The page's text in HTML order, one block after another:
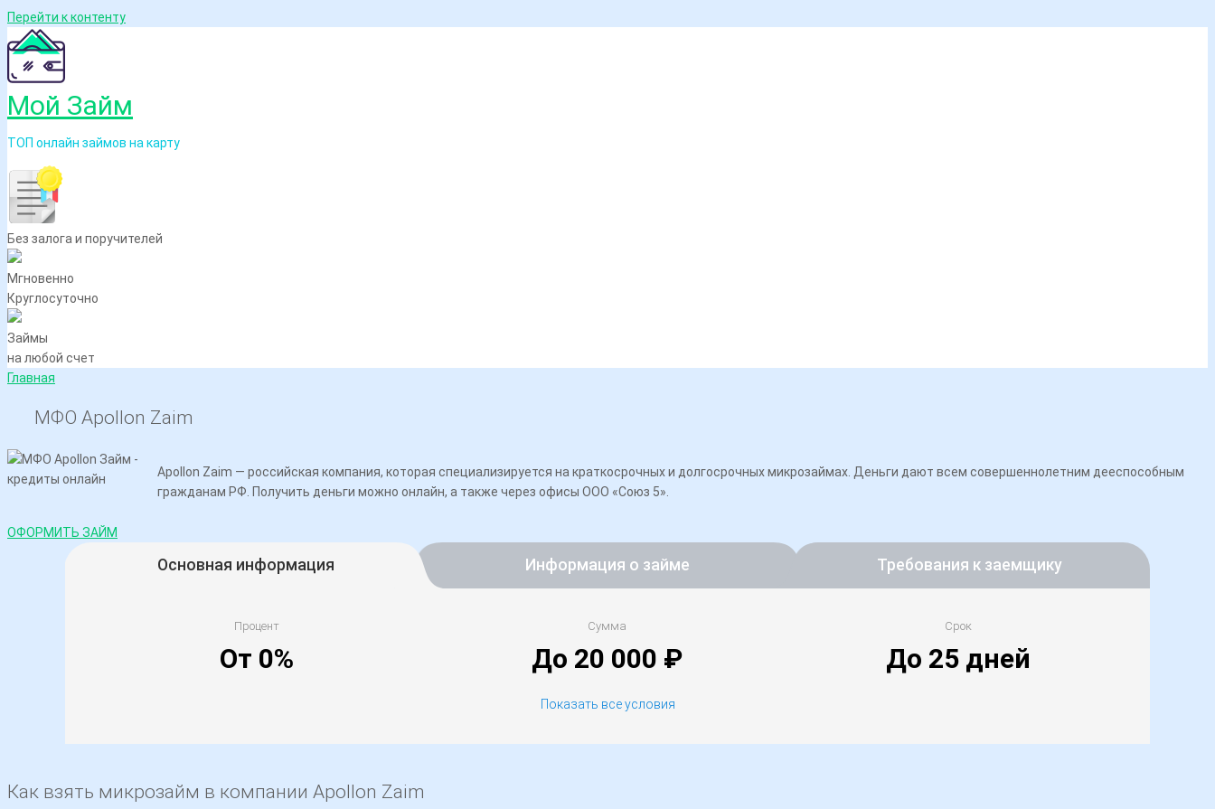
Перейти к контенту
Мой Займ
ТОП онлайн займов на карту
Без залога и поручителей
Мгновенно
Круглосуточно
Займы
на любой счет
Главная
МФО Apollon Zaim
Apollon Zaim — российская компания, которая специализируется на краткосрочных и долгосрочных микрозаймах. Деньги дают всем совершеннолетним дееспособным
гражданам РФ. Получить деньги можно онлайн, а также через офисы ООО «Союз 5».
ОФОРМИТЬ ЗАЙМ
Основная информация Информация о займе Требования к заемщику
Процент
От 0%
Сумма
До 20 000 ₽
Срок
До 25 дней
Показать все условия
Адрес
Как взять микрозайм в компании Apollon Zaim